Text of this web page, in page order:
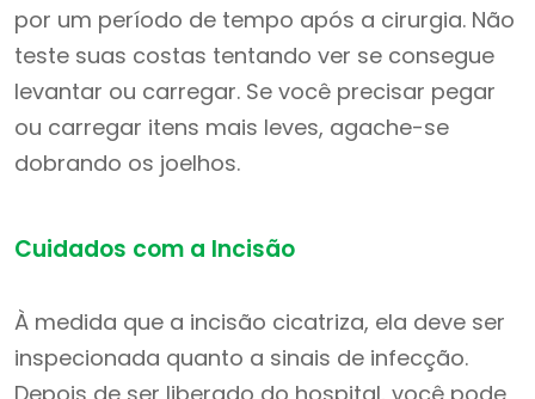
por um período de tempo após a cirurgia. Não
teste suas costas tentando ver se consegue
levantar ou carregar. Se você precisar pegar
ou carregar itens mais leves, agache-se
dobrando os joelhos.
Cuidados com a Incisão
À medida que a incisão cicatriza, ela deve ser
inspecionada quanto a sinais de infecção.